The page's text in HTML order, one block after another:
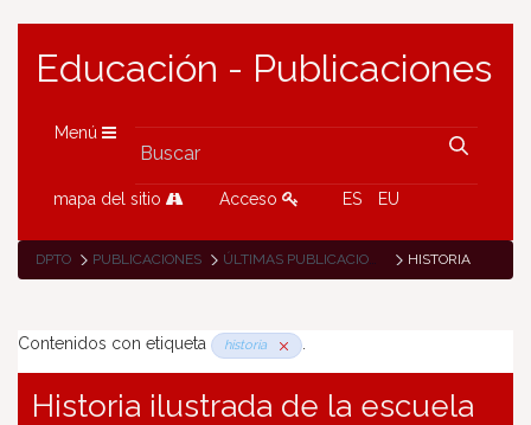
Educación - Publicaciones
Menú
mapa del sitio Acceso ES EU
DPTO PUBLICACIONES ÚLTIMAS PUBLICACIONES HISTORIA
Contenidos con etiqueta historia .
Historia ilustrada de la escuela